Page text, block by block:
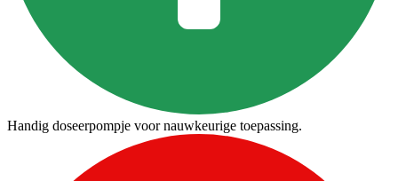
Handig doseerpompje voor nauwkeurige toepassing.